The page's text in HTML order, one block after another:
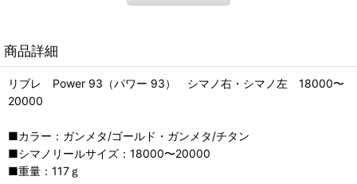
商品詳細
リブレ Power 93（パワー 93） シマノ右・シマノ左 18000〜
20000
■カラー：ガンメタ/ゴールド・ガンメタ/チタン
■シマノリールサイズ：18000〜20000
■重量：117ｇ